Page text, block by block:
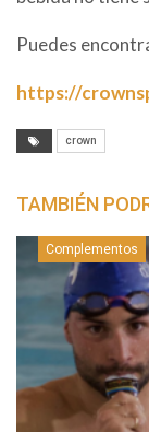
Puedes
https://
crown
TAMBIÉN
Complementos